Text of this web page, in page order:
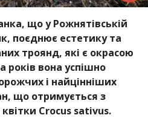
що у Рожнятівській
поєднює естетику та
троянд, які є окрасою
років вона успішно
і найцінніших
що отримується з
Crocus sativus.